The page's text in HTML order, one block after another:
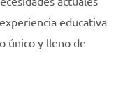
educativa
único y lleno de